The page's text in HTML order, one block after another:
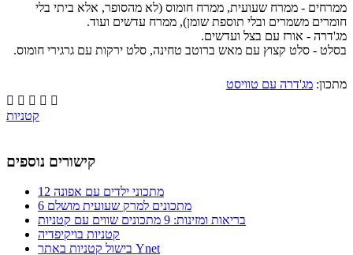
ממרחים - ממרח שעועית, ממרח חומוס (לא מהסופר, אלא ביתי בלי
חומרים משמרים ובלי תוספת שומן), ממרח עדשים ועוד.
מג'דרה - אורז עם בצל ועדשים.
בסלט - סלט קצוץ עם מאש ברוטב טחינה, סלט ירקות עם גרגירי חומוס.
מתכון: מג'דרה עם טוויסט
    
קטניות
קישורים נוספים
12 מתכוני ילדים עם אפונה
6 מתכונים למרק שעועית מושלם
בריאות ומזינות: 9 מתכונים שווים עם קטניות
קטניות בויקיפדיה
בישול קטניות באתר Ynet